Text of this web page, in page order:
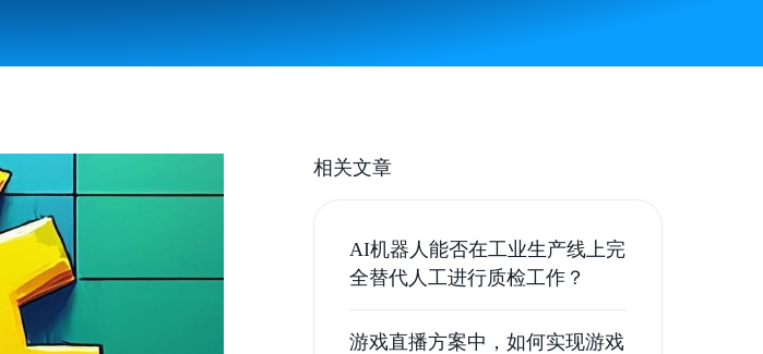
相关文章
AI机器人能否在工业生产线上完
全替代人工进行质检工作？
游戏直播方案中，如何实现游戏